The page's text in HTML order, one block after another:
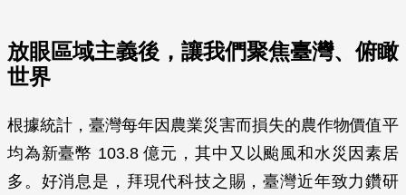
放眼區域主義後，讓我們聚焦臺灣、俯瞰
世界
根據統計，臺灣每年因農業災害而損失的農作物價值平
均為新臺幣 103.8 億元，其中又以颱風和水災因素居
多。好消息是，拜現代科技之賜，臺灣近年致力鑽研